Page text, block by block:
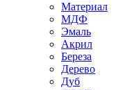
Материал
МДФ
Эмаль
Акрил
Береза
Дерево
Дуб